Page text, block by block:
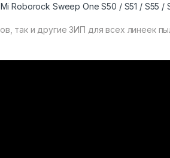
Roborock Sweep One S50 / S51 / S55 /
так и другие ЗИП для всех линеек